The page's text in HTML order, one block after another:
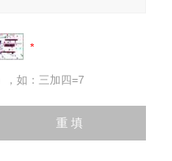
，如：三加四=7